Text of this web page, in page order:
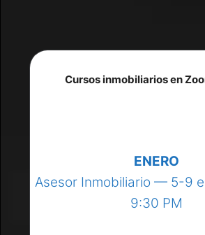
Cursos inmobiliarios en
ENERO
Asesor Inmobiliario — 5-9
9:30 PM